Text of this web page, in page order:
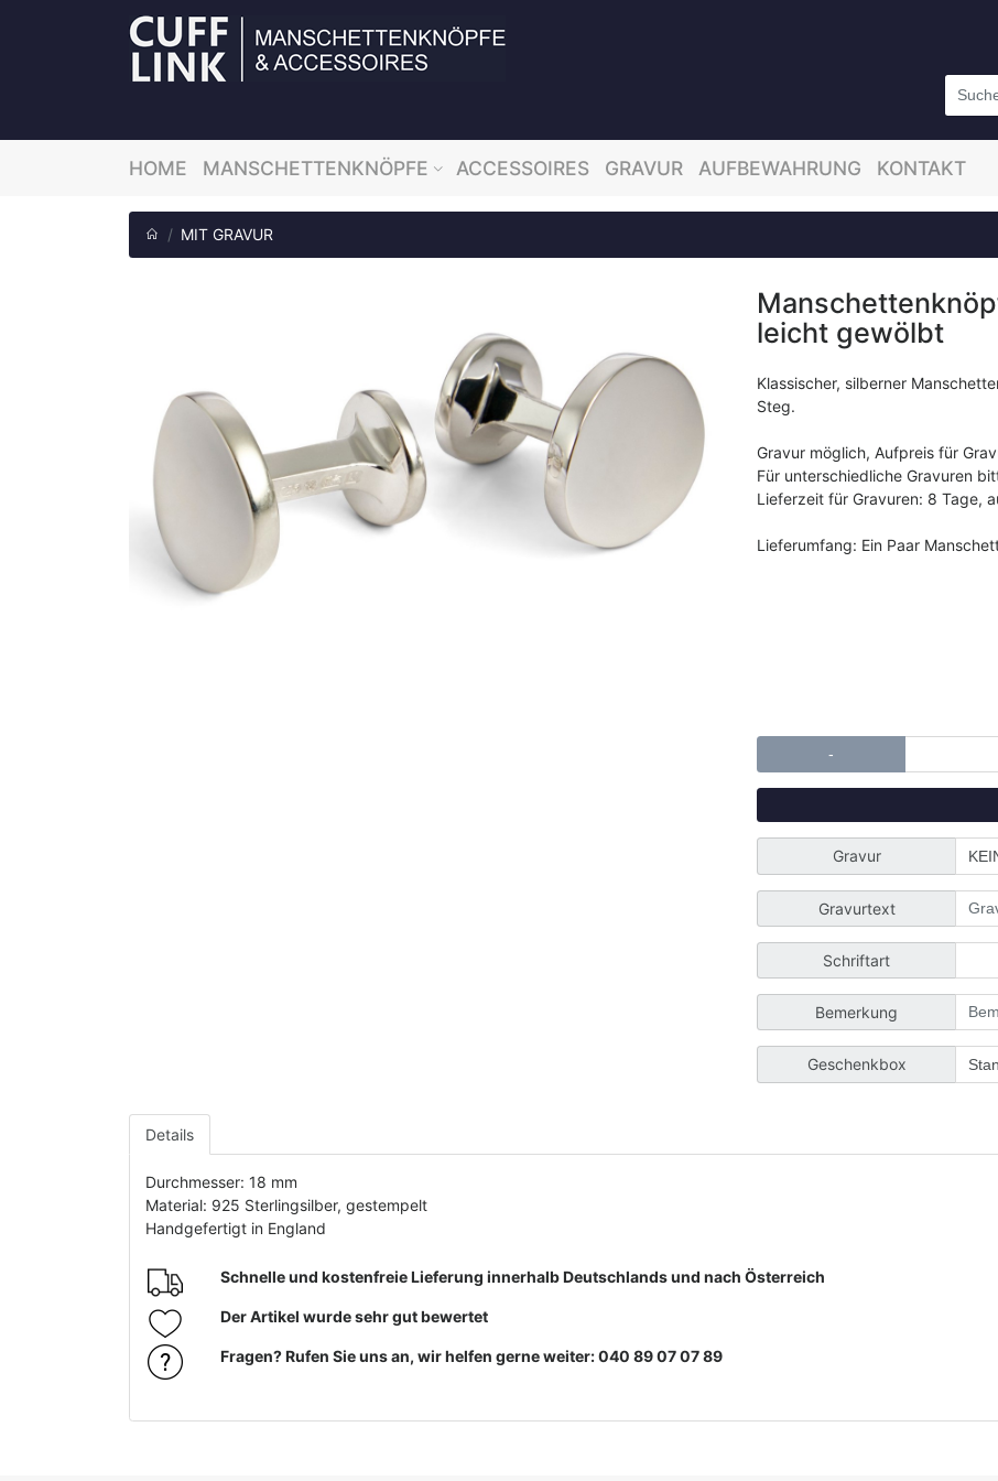
HOME MANSCHETTENKNÖPFE ACCESSOIRES GRAVUR AUFBEWAHRUNG KONTAKT
MIT GRAVUR
leicht gewölbt
Klassischer, silberner
Steg.
Gravur möglich, Aufpreis für
Für unterschiedliche Gravuren
Lieferzeit für Gravuren: 8 Tage,
Lieferumfang: Ein Paar
-
Gravur
Gravurtext
Schriftart
Bemerkung
Geschenkbox
Details
Durchmesser: 18 mm
Material: 925 Sterlingsilber, gestempelt
Handgefertigt in England
Schnelle und kostenfreie Lieferung innerhalb Deutschlands und nach Österreich
Der Artikel wurde sehr gut bewertet
Fragen? Rufen Sie uns an, wir helfen gerne weiter: 040 89 07 07 89